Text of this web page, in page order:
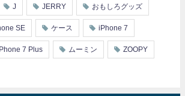
J JERRY おもしろグッズ
SE ケース iPhone 7
7 Plus ムーミン ZOOPY